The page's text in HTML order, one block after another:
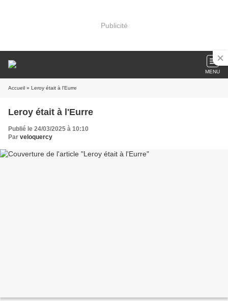
Publicité
MENU
Accueil » Leroy était à l'Eurre
Leroy était à l'Eurre
Publié le 24/03/2025 à 10:10
Par veloquercy